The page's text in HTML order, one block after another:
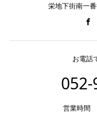
栄地下街南一
お電話
営業時間